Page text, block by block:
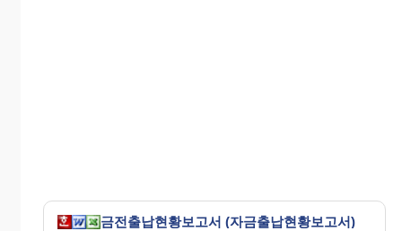
금전출납현황보고서 (자금출납현황보고서)